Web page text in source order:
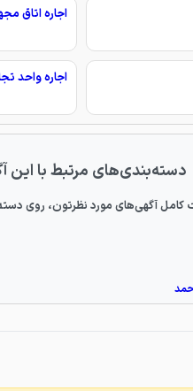
اجاره اتاق
اجاره واحد تجاری 100متری مناسب
دسته‌بندی‌های مرتبط با این
کامل آگهی‌های مورد نظرتون، روی